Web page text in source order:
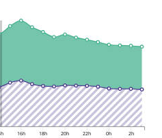
16h 18h 20h 22h 0h 2h